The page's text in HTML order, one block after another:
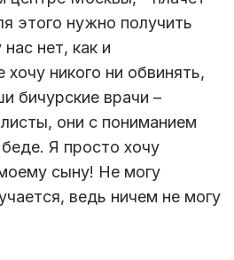
этого нужно получить
нет, как и
никого ни обвинять,
бичурские врачи –
они с пониманием
Я просто хочу
сыну! Не могу
ведь ничем не могу